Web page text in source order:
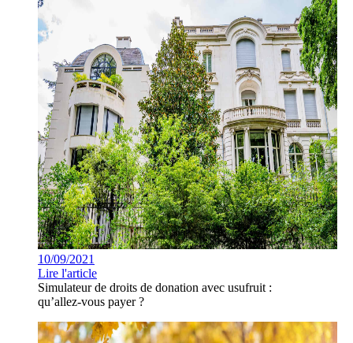
10/09/2021
Lire l'article
Simulateur de droits de donation avec usufruit :
qu’allez-vous payer ?